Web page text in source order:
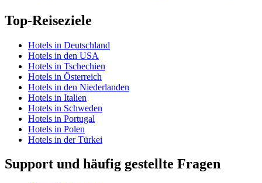
Top-Reiseziele
Hotels in Deutschland
Hotels in den USA
Hotels in Tschechien
Hotels in Österreich
Hotels in den Niederlanden
Hotels in Italien
Hotels in Schweden
Hotels in Portugal
Hotels in Polen
Hotels in der Türkei
Support und häufig gestellte Fragen